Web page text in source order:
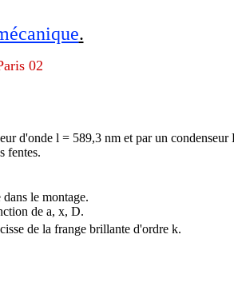
.
02
d'onde l = 589,3 nm et par un
fentes.
le montage.
de a, x, D.
de la frange brillante d'ordre k.